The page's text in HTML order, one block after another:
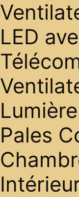
LED
Pales